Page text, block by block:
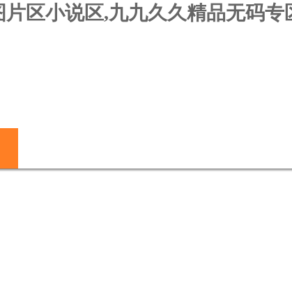
区小说区,九九久久精品无码